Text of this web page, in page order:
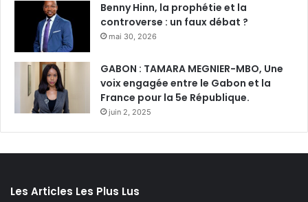
Benny Hinn, la prophétie et la
controverse : un faux débat ?
mai 30, 2026
GABON : TAMARA MEGNIER-MBO, Une
voix engagée entre le Gabon et la
France pour la 5e République.
juin 2, 2025
Les Articles Les Plus Lus